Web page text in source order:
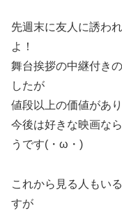
先週末に友人に誘わ
よ！
舞台挨拶の中継付き
したが
値段以上の価値があ
今後は好きな映画な
うです(・ω・)
これから見る人もい
すが